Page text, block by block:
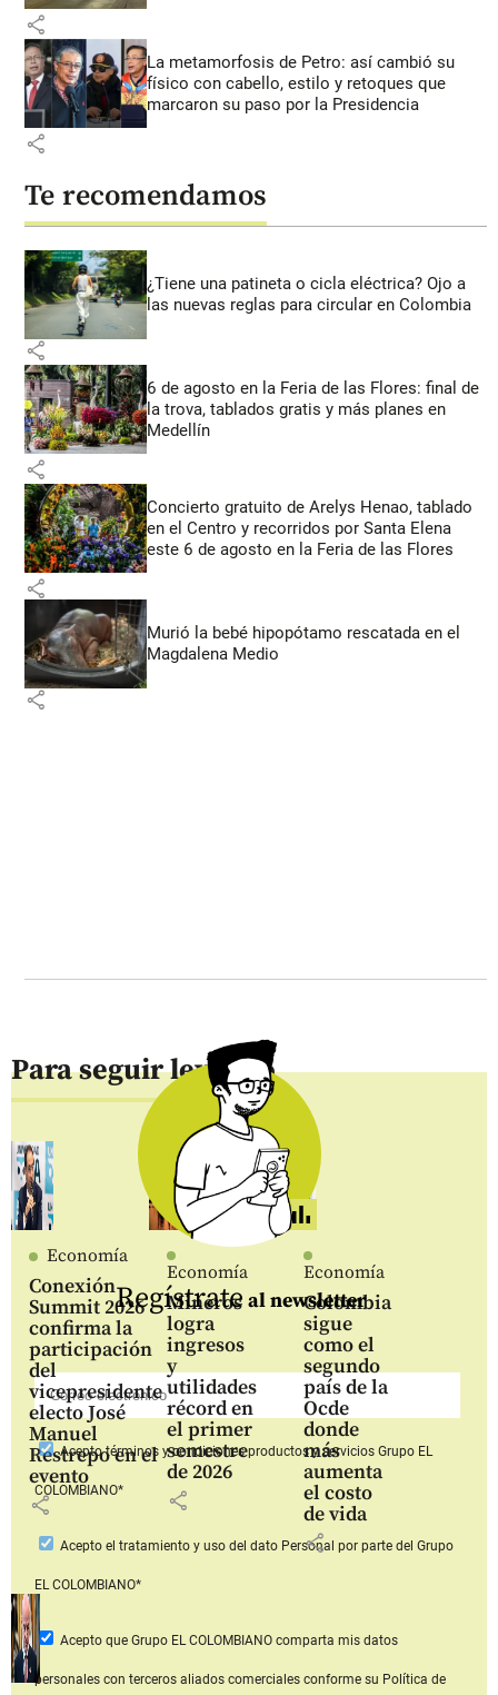
share
La metamorfosis de Petro: así cambió su
físico con cabello, estilo y retoques que
marcaron su paso por la Presidencia
share
Te recomendamos
¿Tiene una patineta o cicla eléctrica? Ojo a
las nuevas reglas para circular en Colombia
share
6 de agosto en la Feria de las Flores: final de
la trova, tablados gratis y más planes en
Medellín
share
Concierto gratuito de Arelys Henao, tablado
en el Centro y recorridos por Santa Elena
este 6 de agosto en la Feria de las Flores
share
Murió la bebé hipopótamo rescatada en el
Magdalena Medio
share
Para seguir leyendo
Economía
Conexión
Summit 2026
confirma la
participación
del
vicepresidente
electo José
Manuel
Restrepo en el
evento
share
Economía
Mineros
logra
ingresos
y
utilidades
récord en
el primer
semestre
de 2026
share
Economía
Colombia
sigue
como el
segundo
país de la
Ocde
donde
más
aumenta
el costo
de vida
share
Regístrate al newsletter
Aceptotérminos y condiciones productos y serviciosGrupo EL
COLOMBIANO*
Acepto el tratamiento y uso del dato Personal por parte del Grupo
EL COLOMBIANO*
Acepto que Grupo EL COLOMBIANOcomparta mis datos
personales con terceros aliados comerciales conforme su Política de